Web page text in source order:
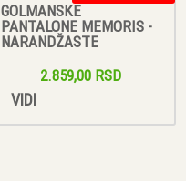
GOLMANSKE
PANTALONE MEMORIS -
NARANDŽASTE
2.859,00 RSD
VIDI